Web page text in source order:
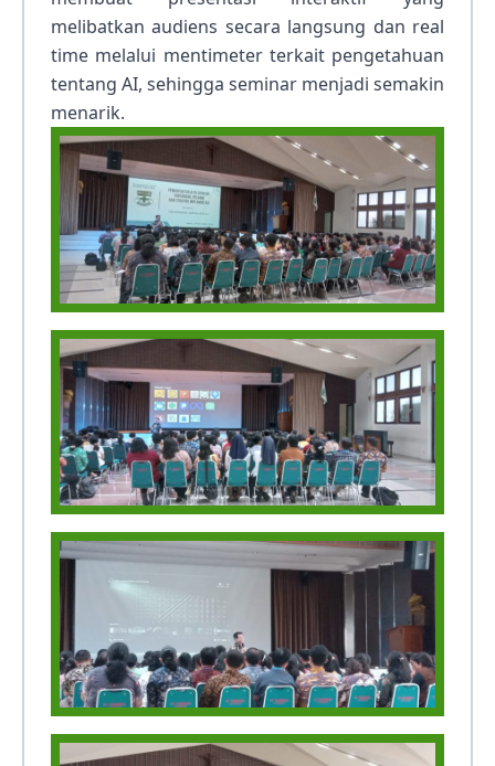
melibatkan audiens secara langsung dan real
time melalui mentimeter terkait pengetahuan
tentang AI, sehingga seminar menjadi semakin
menarik.